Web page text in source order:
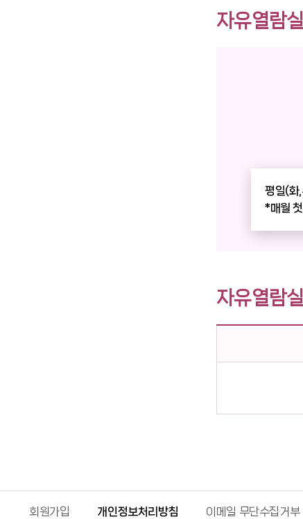
자유열람
평일(화
*매월
자유열람
회원가입 개인정보처리방침 이메일 무단수집거부